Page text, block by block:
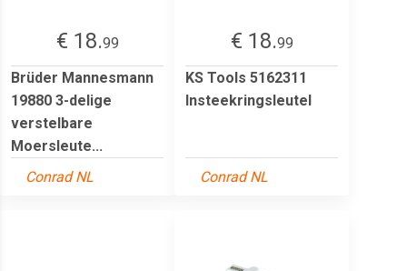
€ 18.99
Brüder Mannesmann
19880 3-delige
verstelbare
Moersleute...
Conrad NL
€ 18.99
KS Tools 5162311
Insteekringsleutel
Conrad NL